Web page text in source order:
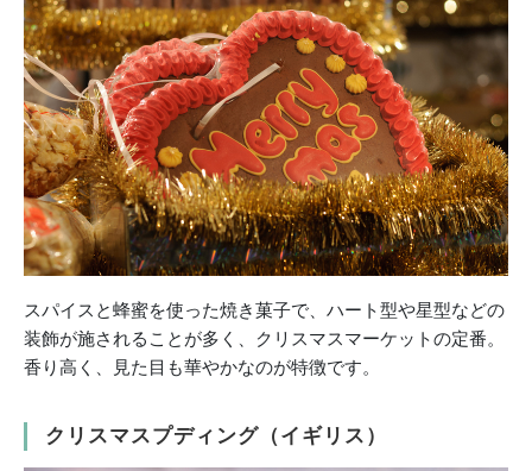
スパイスと蜂蜜を使った焼き菓子で、ハート型や星型などの
装飾が施されることが多く、クリスマスマーケットの定番。
香り高く、見た目も華やかなのが特徴です。
クリスマスプディング（イギリス）